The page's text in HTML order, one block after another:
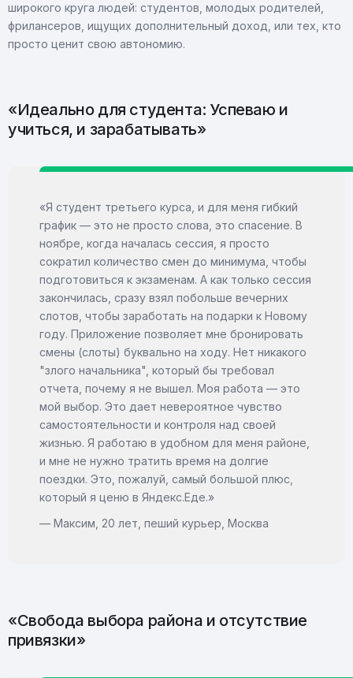
широкого круга людей: студентов, молодых родителей,
фрилансеров, ищущих дополнительный доход, или тех, кто
просто ценит свою автономию.
«Идеально для студента: Успеваю и
учиться, и зарабатывать»
«Я студент третьего курса, и для меня гибкий
график — это не просто слова, это спасение. В
ноябре, когда началась сессия, я просто
сократил количество смен до минимума, чтобы
подготовиться к экзаменам. А как только сессия
закончилась, сразу взял побольше вечерних
слотов, чтобы заработать на подарки к Новому
году. Приложение позволяет мне бронировать
смены (слоты) буквально на ходу. Нет никакого
"злого начальника", который бы требовал
отчета, почему я не вышел. Моя работа — это
мой выбор. Это дает невероятное чувство
самостоятельности и контроля над своей
жизнью. Я работаю в удобном для меня районе,
и мне не нужно тратить время на долгие
поездки. Это, пожалуй, самый большой плюс,
который я ценю в Яндекс.Еде.»
— Максим, 20 лет, пеший курьер, Москва
«Свобода выбора района и отсутствие
привязки»